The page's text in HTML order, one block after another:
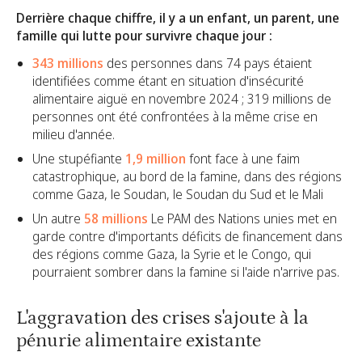
Derrière chaque chiffre, il y a un enfant, un parent, une
famille qui lutte pour survivre chaque jour :
343 millions des personnes dans 74 pays étaient
identifiées comme étant en situation d'insécurité
alimentaire aiguë en novembre 2024 ; 319 millions de
personnes ont été confrontées à la même crise en
milieu d'année.
Une stupéfiante 1,9 million font face à une faim
catastrophique, au bord de la famine, dans des régions
comme Gaza, le Soudan, le Soudan du Sud et le Mali
Un autre 58 millions Le PAM des Nations unies met en
garde contre d'importants déficits de financement dans
des régions comme Gaza, la Syrie et le Congo, qui
pourraient sombrer dans la famine si l'aide n'arrive pas.
L'aggravation des crises s'ajoute à la
pénurie alimentaire existante